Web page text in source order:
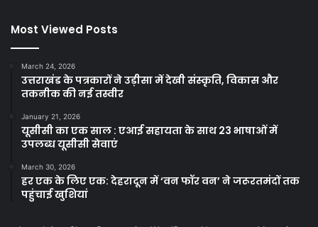
Most Viewed Posts
March 24, 2026
उत्तराखंड के पत्रकारों ने उड़ीसा में देखी संस्कृति, विकास और
तकनीक की नई तस्वीर
January 21, 2026
यूसीसी का एक साल : एआई सहायता के साथ 23 भाषाओं में
उपलब्ध यूसीसी सेवाएं
March 30, 2026
हर एक के लिए एक: देहरादून में ‘वन फॉर वन’ ने जरूरतमंदों तक
पहुंचाई खुशियां